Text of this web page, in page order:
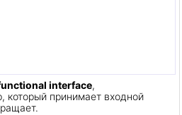
interface,
который принимает входной